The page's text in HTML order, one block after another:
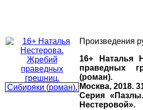
Произведения
16+ Наталья
праведных
(роман).
Москва, 2018.
Серия
Нестеровой».